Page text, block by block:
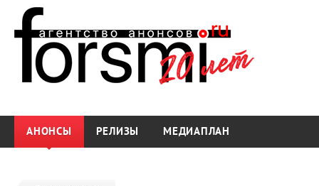
АНОНСЫ РЕЛИЗЫ МЕДИАПЛАН